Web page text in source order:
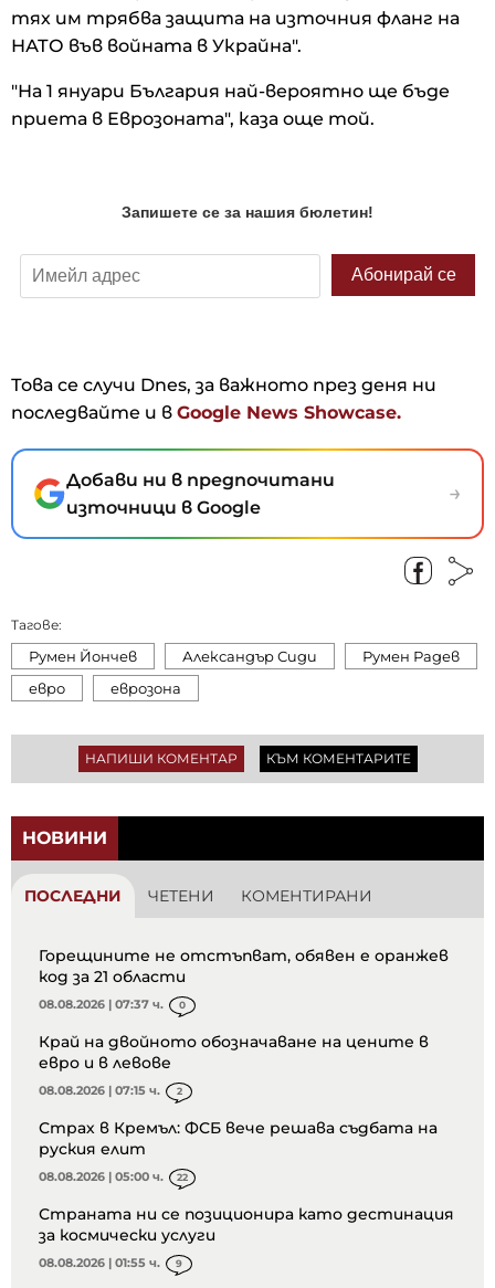
тях им трябва защита на източния фланг на
НАТО във войната в Украйна".
"На 1 януари България най-вероятно ще бъде
приета в Еврозоната", каза още той.
Това се случи Dnes, за важното през деня ни
последвайте и в Google News Showcase.
Добави ни в предпочитани
източници в Google
→
Тагове:
Румен Йончев Александър Сиди
Румен Радев
евро
еврозона
НАПИШИ КОМЕНТАР КЪМ КОМЕНТАРИТЕ
НОВИНИ
ПОСЛЕДНИ ЧЕТЕНИ КОМЕНТИРАНИ
Горещините не отстъпват, обявен е оранжев
код за 21 области
08.08.2026 | 07:37 ч. 0
Край на двойното обозначаване на цените в
евро и в левове
08.08.2026 | 07:15 ч. 2
Страх в Кремъл: ФСБ вече решава съдбата на
руския елит
08.08.2026 | 05:00 ч. 22
Страната ни се позиционира като дестинация
за космически услуги
08.08.2026 | 01:55 ч. 9